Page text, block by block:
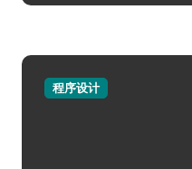
程序设计